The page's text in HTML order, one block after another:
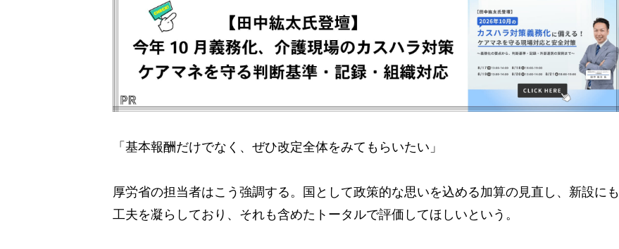
「基本報酬だけでなく、ぜひ改定全体をみてもらいたい」
厚労省の担当者はこう強調する。国として政策的な思いを込める加算の見直し、新設にも
工夫を凝らしており、それも含めたトータルで評価してほしいという。